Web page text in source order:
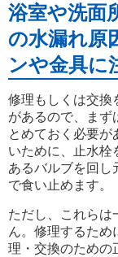
浴室や洗面
の水漏れ原
ンや金具に
修理もしくは交換
があるので、まず
とめておく必要が
いために、止水栓
あるバルブを回し
で食い止めます。
ただし、これらは
ん。修理するため
理・交換のための